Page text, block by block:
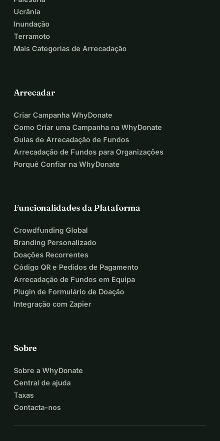
Ucrânia
Inundação
Terramoto
Mais Categorias de Arrecadação
Arrecadar
Criar Campanha WhyDonate
Como Criar uma Campanha na WhyDonate
Guias de Arrecadação de Fundos
Arrecadação de Fundos para Organizações
Porquê Confiar na WhyDonate
Funcionalidades da Plataforma
Crowdfunding Global
Branding Personalizado
Doações Recorrentes
Código QR e Pedidos de Pagamento
Arrecadação de Fundos em Equipa
Plugin de Formulário de Doação
Integração com Zapier
Sobre
Sobre a WhyDonate
Central de ajuda
Taxas
Contacta-nos